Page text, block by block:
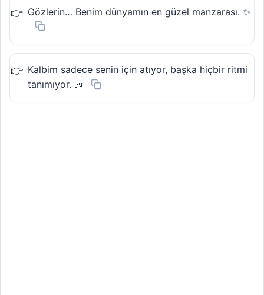
Gözlerin… Benim dünyamın en güzel manzarası. ✨
Kalbim sadece senin için atıyor, başka hiçbir ritmi
tanımıyor. 🎶